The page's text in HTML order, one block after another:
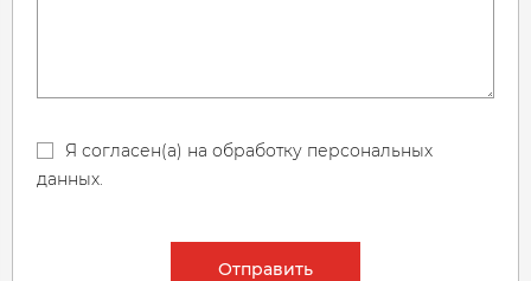
Я согласен(а) на обработку персональных
данных.
Отправить